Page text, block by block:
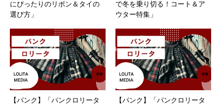
にぴったりのリボン＆タイの
選び方」
で冬を乗り切る！コート＆ア
ウター特集」
【パンク】「パンクロリータ
【パンク】「パンクロリータ